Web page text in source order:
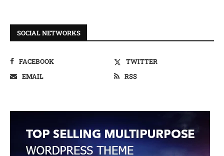
SOCIAL NETWORKS
FACEBOOK
TWITTER
EMAIL
RSS